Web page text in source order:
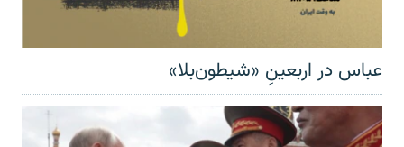
عباس در اربعینِ «شیطون‌بلا»